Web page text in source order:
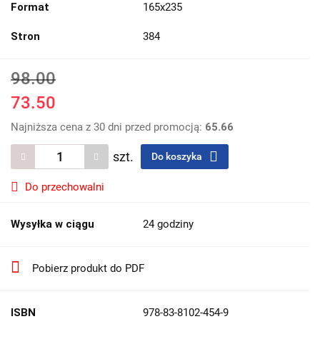
Format 165x235
Stron 384
98.00
73.50
Najniższa cena z 30 dni przed promocją: 65.66
szt. Do koszyka
Do przechowalni
Wysyłka w ciągu 24 godziny
Pobierz produkt do PDF
ISBN 978-83-8102-454-9